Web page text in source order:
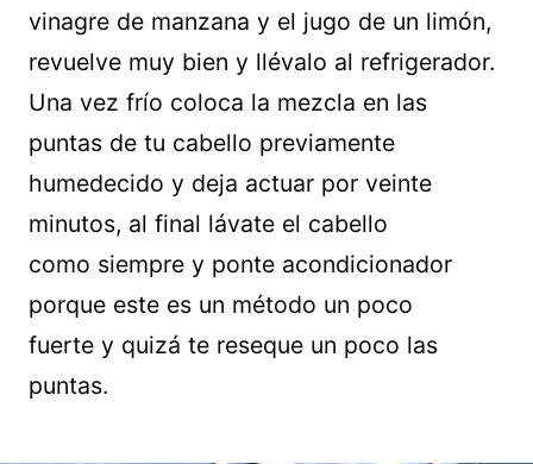
vinagre de manzana y el jugo de un limón,
revuelve muy bien y llévalo al refrigerador.
Una vez frío coloca la mezcla en las
puntas de tu cabello previamente
humedecido y deja actuar por veinte
minutos, al final lávate el cabello
como siempre y ponte acondicionador
porque este es un método un poco
fuerte y quizá te reseque un poco las
puntas.